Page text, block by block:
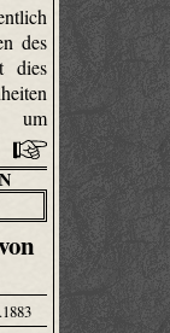
des
dies
um